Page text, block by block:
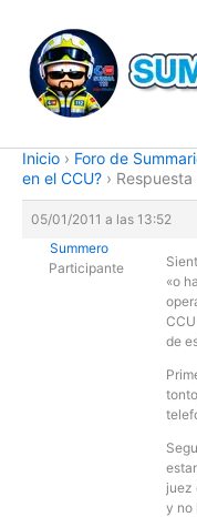
contenido
Inicio › Foro de
en el CCU? ›
05/01/2011 a las 13:52
Summero
Participante
«o
de
juez
y no